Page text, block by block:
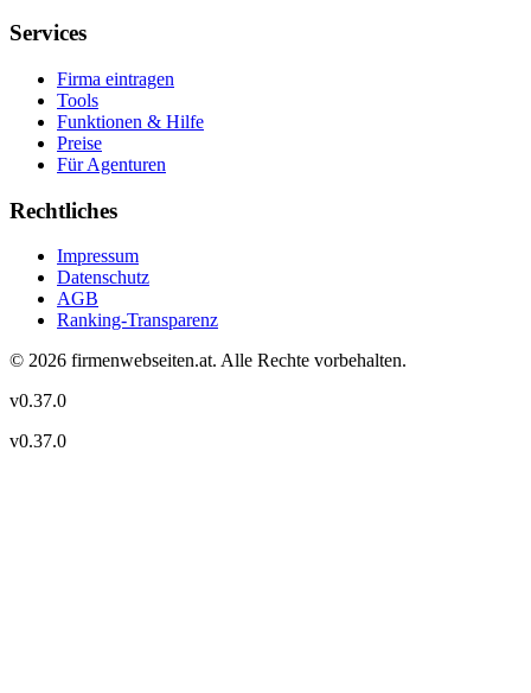
Services
Firma eintragen
Tools
Funktionen & Hilfe
Preise
Für Agenturen
Rechtliches
Impressum
Datenschutz
AGB
Ranking-Transparenz
© 2026 firmenwebseiten.at. Alle Rechte vorbehalten.
v0.37.0
v0.37.0